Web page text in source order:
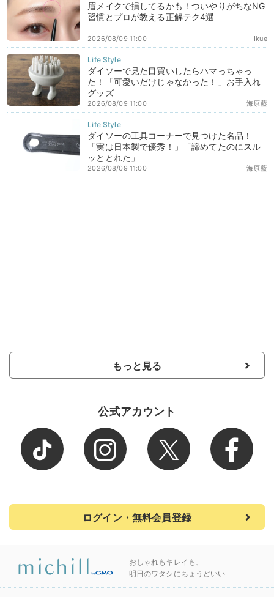
眉メイクで損してるかも！ついやりがちなNG
習慣とプロが教える正解テク4選
Ikue
2026/08/09 11:00
ダイソーで見た目買いしたらハマっちゃっ
た！「可愛いだけじゃなかった！」お手入れ
グッズ
海原藍
2026/08/09 11:00
ダイソーの工具コーナーで見つけた名品！
「実は日本製で優秀！」「諦めてたのにスル
ッととれた」
海原藍
2026/08/09 11:00
もっと見る
公式アカウント
ログイン・無料会員登録
おしゃれもキレイも、
明日のワタシにちょうどいい